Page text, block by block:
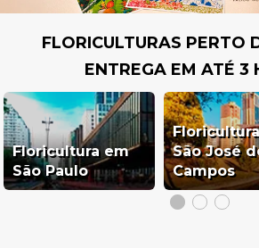
FLORICULTURAS PERTO
ENTREGA EM ATÉ 3
Floricultura em
São Paulo
São José
Campos